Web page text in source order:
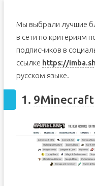
Мы выбрали лучшие
в сети по критериям
подписчиков в
ссылке https://
русском языке.
1. 9Minecraft